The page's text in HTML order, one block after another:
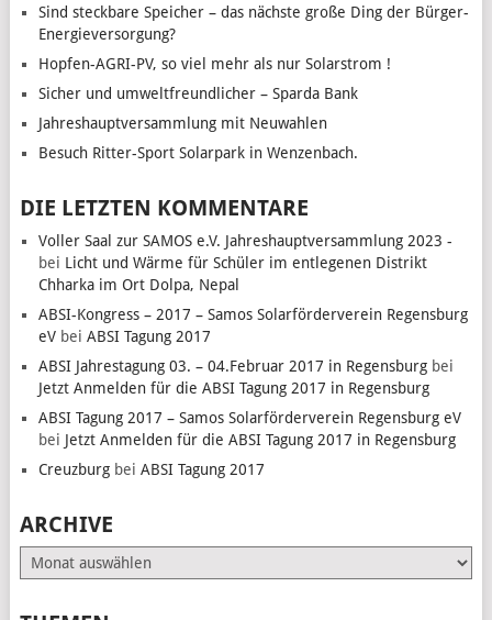
Sind steckbare Speicher – das nächste große Ding der Bürger-
Energieversorgung?
Hopfen-AGRI-PV, so viel mehr als nur Solarstrom !
Sicher und umweltfreundlicher – Sparda Bank
Jahreshauptversammlung mit Neuwahlen
Besuch Ritter-Sport Solarpark in Wenzenbach.
DIE LETZTEN KOMMENTARE
Voller Saal zur SAMOS e.V. Jahreshauptversammlung 2023 -
bei Licht und Wärme für Schüler im entlegenen Distrikt
Chharka im Ort Dolpa, Nepal
ABSI-Kongress – 2017 – Samos Solarförderverein Regensburg
eVbei ABSI Tagung 2017
ABSI Jahrestagung 03. – 04.Februar 2017 in Regensburgbei
Jetzt Anmelden für die ABSI Tagung 2017 in Regensburg
ABSI Tagung 2017 – Samos Solarförderverein Regensburg eV
bei Jetzt Anmelden für die ABSI Tagung 2017 in Regensburg
Creuzburgbei ABSI Tagung 2017
ARCHIVE
Archive